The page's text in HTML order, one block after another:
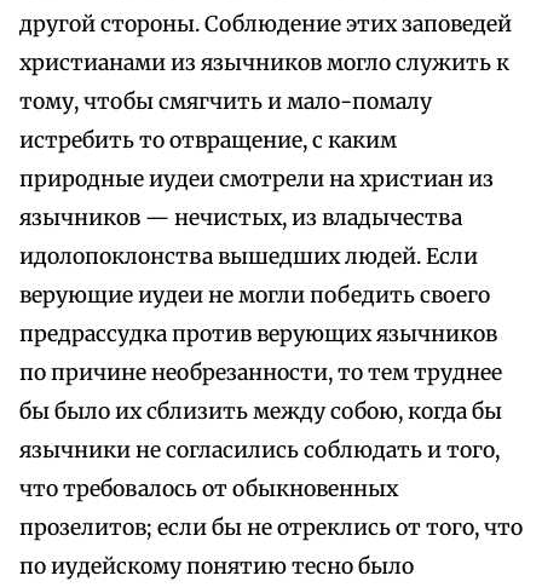
другой стороны. Соблюдение этих заповедей
христианами из язычников могло служить к
тому, чтобы смягчить и мало-помалу
истребить то отвращение, с каким
природные иудеи смотрели на христиан из
язычников — нечистых, из владычества
идолопоклонства вышедших людей. Если
верующие иудеи не могли победить своего
предрассудка против верующих язычников
по причине необрезанности, то тем труднее
бы было их сблизить между собою, когда бы
язычники не согласились соблюдать и того,
что требовалось от обыкновенных
прозелитов; если бы не отреклись от того, что
по иудейскому понятию тесно было